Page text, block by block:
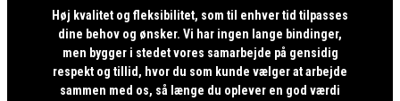
Høj kvalitet og fleksibilitet, som til enhver tid tilpasses
dine behov og ønsker. Vi har ingen lange bindinger,
men bygger i stedet vores samarbejde på gensidig
respekt og tillid, hvor du som kunde vælger at arbejde
sammen med os, så længe du oplever en god værdi